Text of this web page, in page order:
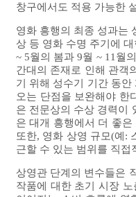
창구에서도 적용 가능한
영화 흥행의 최종 성과는
상 등 영화 수명 주기에
~ 5월의 봄과 9월 ~ 11월
간대의 존재로 인해 관객
기 위해 성수기 기간 동
오는 단점을 보완해야 한
은 전문상의 수상 경력이
은 대개 흥행에서 더 좋은
또한, 영화 상영 규모(예:
근할 수 있는 범위를 직
상영관 단계의 변수들은
작품에 대한 초기 시장